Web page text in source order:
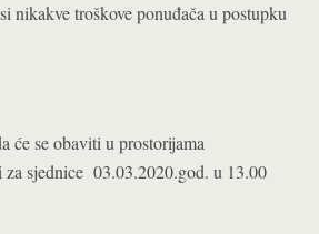
nikakve troškove ponuđača u postupku
će se obaviti u prostorijama
za sjednice 03.03.2020.god. u 13.00